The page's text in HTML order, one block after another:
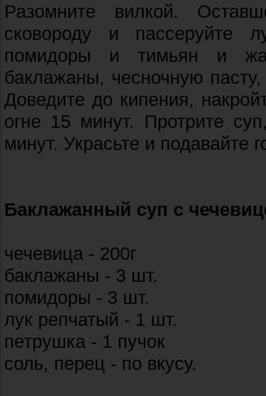
Разомните вилкой.
сковороду и пассеруйте
помидоры и тимьян и
баклажаны, чесночную
Доведите до кипения,
огне 15 минут. Протрите
минут. Украсьте и подавайте
Баклажанный суп с
чечевица - 200г
баклажаны - 3 шт.
помидоры - 3 шт.
лук репчатый - 1 шт.
петрушка - 1 пучок
соль, перец - по вкусу.